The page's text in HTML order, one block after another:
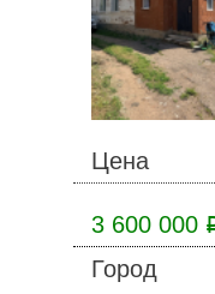
Цена
3 600 000
Город